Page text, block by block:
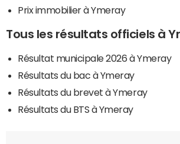
Prix immobilier à Ymeray
Tous les résultats officiels à
Résultat municipale 2026 à Ymeray
Résultats du bac à Ymeray
Résultats du brevet à Ymeray
Résultats du BTS à Ymeray